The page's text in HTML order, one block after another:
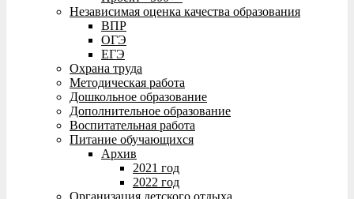
Независимая оценка качества образования
ВПР
ОГЭ
ЕГЭ
Охрана труда
Методическая работа
Дошкольное образование
Дополнительное образование
Воспитательная работа
Питание обучающихся
Архив
2021 год
2022 год
Организация детского отдыха